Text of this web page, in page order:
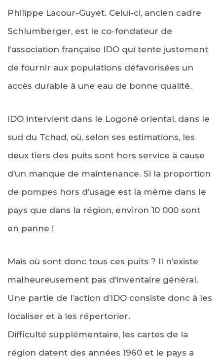
Philippe Lacour-Guyet. Celui-ci, ancien cadre
Schlumberger, est le co-fondateur de
l’association française IDO qui tente justement
de fournir aux populations défavorisées un
accès durable à une eau de bonne qualité.
IDO intervient dans le Logoné oriental, dans le
sud du Tchad, où, selon ses estimations, les
deux tiers des puits sont hors service à cause
d’un manque de maintenance. Si la proportion
de pompes hors d’usage est la même dans le
pays que dans la région, environ 10 000 sont
en panne !
Mais où sont donc tous ces puits ? Il n’existe
malheureusement pas d’inventaire général.
Une partie de l’action d’IDO consiste donc à les
localiser et à les répertorier.
Difficulté supplémentaire, les cartes de la
région datent des années 1960 et le pays a